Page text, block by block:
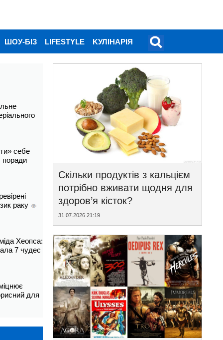
ШОУ-БІЗ LIFESTYLE KУЛІНАРІЯ
себе
поради
раку
Хеопса:
7 чудес
для
Скільки продуктів з кальцієм
потрібно вживати щодня для
здоров’я кісток?
31.07.2026 21:19